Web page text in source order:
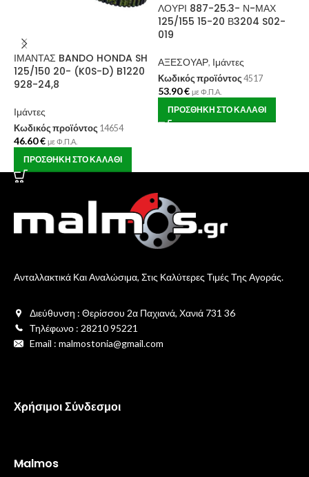
ΙΜΑΝΤΑΣ BANDO HONDA SH
125/150 20- (K0S-D) B1220
928-24,8
Ιμάντες
Κωδικός προϊόντος 14654
46.60€ με Φ.Π.Α.
ΠΡΟΣΘΉΚΗ ΣΤΟ ΚΑΛΆΘΙ
ΛΟΥΡΙ 887-25.3- Ν-ΜΑΧ
125/155 15-20 Β3204 S02-
019
ΑΞΕΣΟΥΑΡ, Ιμάντες
Κωδικός προϊόντος 4517
53.90€ με Φ.Π.Α.
ΠΡΟΣΘΉΚΗ ΣΤΟ ΚΑΛΆΘΙ
Ανταλλακτικά Και Αναλώσιμα, Στις Καλύτερες Τιμές Της Αγοράς.
Διεύθυνση : Θερίσσου 2α Παχιανά, Χανιά 731 36
Τηλέφωνο : 28210 95221
Email : malmostonia@gmail.com
Χρήσιμοι Σύνδεσμοι
Malmos